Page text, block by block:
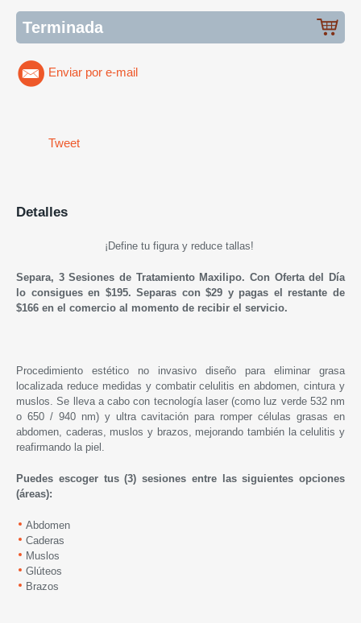
Terminada
Enviar por e-mail
Tweet
Detalles
¡Define tu figura y reduce tallas!
Separa, 3 Sesiones de Tratamiento Maxilipo. Con Oferta del Día
lo consigues en $195. Separas con $29 y pagas el restante de
$166 en el comercio al momento de recibir el servicio.
Procedimiento estético no invasivo diseño para eliminar grasa
localizada reduce medidas y combatir celulitis en abdomen, cintura y
muslos. Se lleva a cabo con tecnología laser (como luz verde 532 nm
o 650 / 940 nm) y ultra cavitación para romper células grasas en
abdomen, caderas, muslos y brazos, mejorando también la celulitis y
reafirmando la piel.
Puedes escoger tus (3) sesiones entre las siguientes opciones
(áreas):
Abdomen
Caderas
Muslos
Glúteos
Brazos